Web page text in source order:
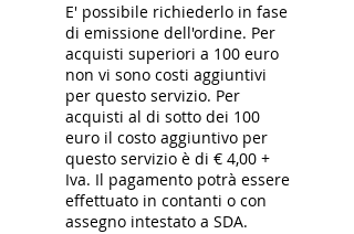
E' possibile richiederlo in fase
di emissione dell'ordine. Per
acquisti superiori a 100 euro
non vi sono costi aggiuntivi
per questo servizio. Per
acquisti al di sotto dei 100
euro il costo aggiuntivo per
questo servizio è di € 4,00 +
Iva. Il pagamento potrà essere
effettuato in contanti o con
assegno intestato a SDA.